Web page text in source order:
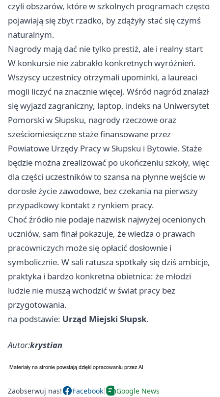
czyli obszarów, które w szkolnych programach często
pojawiają się zbyt rzadko, by zdążyły stać się czymś
naturalnym.
Nagrody mają dać nie tylko prestiż, ale i realny start
W konkursie nie zabrakło konkretnych wyróżnień.
Wszyscy uczestnicy otrzymali upominki, a laureaci
mogli liczyć na znacznie więcej. Wśród nagród znalazł
się wyjazd zagraniczny, laptop, indeks na Uniwersytet
Pomorski w Słupsku, nagrody rzeczowe oraz
sześciomiesięczne staże finansowane przez
Powiatowe Urzędy Pracy w Słupsku i Bytowie. Staże
będzie można zrealizować po ukończeniu szkoły, więc
dla części uczestników to szansa na płynne wejście w
dorosłe życie zawodowe, bez czekania na pierwszy
przypadkowy kontakt z rynkiem pracy.
Choć źródło nie podaje nazwisk najwyżej ocenionych
uczniów, sam finał pokazuje, że wiedza o prawach
pracowniczych może się opłacić dosłownie i
symbolicznie. W sali ratusza spotkały się dziś ambicje,
praktyka i bardzo konkretna obietnica: że młodzi
ludzie nie muszą wchodzić w świat pracy bez
przygotowania.
na podstawie: Urząd Miejski Słupsk.
Autor:krystian
Zaobserwuj nas! Facebook Google News